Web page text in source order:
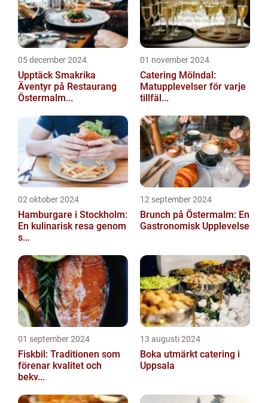
05 december 2024
Upptäck Smakrika
Äventyr på Restaurang
Östermalm...
01 november 2024
Catering Mölndal:
Matupplevelser för varje
tillfäl...
02 oktober 2024
Hamburgare i Stockholm:
En kulinarisk resa genom
s...
12 september 2024
Brunch på Östermalm: En
Gastronomisk Upplevelse
01 september 2024
Fiskbil: Traditionen som
förenar kvalitet och
bekv...
13 augusti 2024
Boka utmärkt catering i
Uppsala